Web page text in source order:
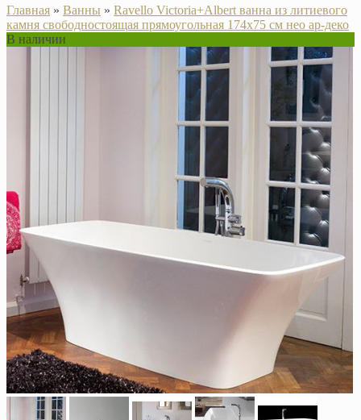
Главная » Ванны » Ravello Victoria+Albert ванна из литиевого
камня свободностоящая прямоугольная 174х75 см нео ар-деко
В наличии